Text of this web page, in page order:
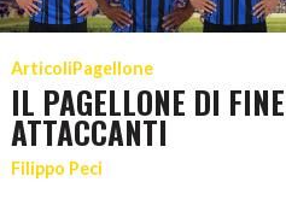
ArticoliPagellone
IL PAGELLONE DI
ATTACCANTI
Filippo Peci